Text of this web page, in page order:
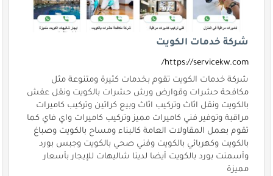
شركة خدمات الكويت
https://servicekw.com/
شركة خدمات الكويت تقوم بخدمات كثيرة ومتنوعة مثل
مكافحة حشرات وقوارض ورش حشرات بالكويت ونقل عفش
بالكويت ونقل اثاث وتركيب اثاث وبيع كراتين وتركيب كاميرات
مراقبة وتوفير فني كاميرات مميز وتركيب كاميرات واي فاي كما
تقوم بعمل المقاولات العامة كالبناء ومساح بالكويت وصباغ
بالكويت وكهربائي بالكويت وفني صحي بالكويت وجبس بورد
وأسمنت بورد بالكويت أيضا لدينا شاليهات للإيجار بأسعار
مميزة